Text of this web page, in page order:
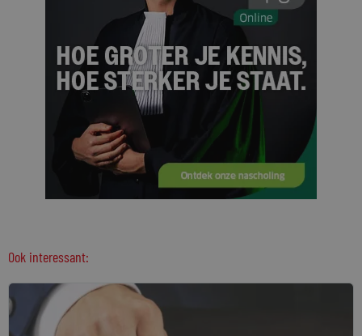
Ook interessant: